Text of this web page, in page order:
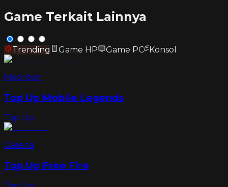
Game Terkait Lainnya
Trending Game HP Game PC Konsol
Moonton
Top Up Mobile Legends
Top Up
Garena
Top Up Free Fire